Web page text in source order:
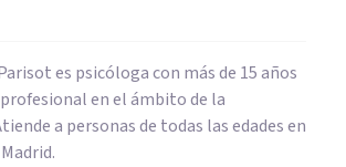
es psicóloga con más de 15 años
en el ámbito de la
a personas de todas las edades en